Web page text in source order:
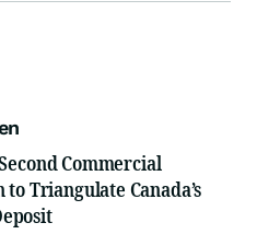
Commercial
Triangulate Canada’s